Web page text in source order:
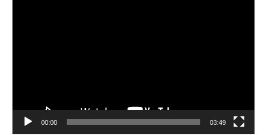
00:00 03:49